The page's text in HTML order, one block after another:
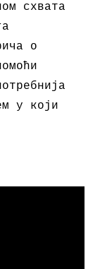
схвата
о
у који